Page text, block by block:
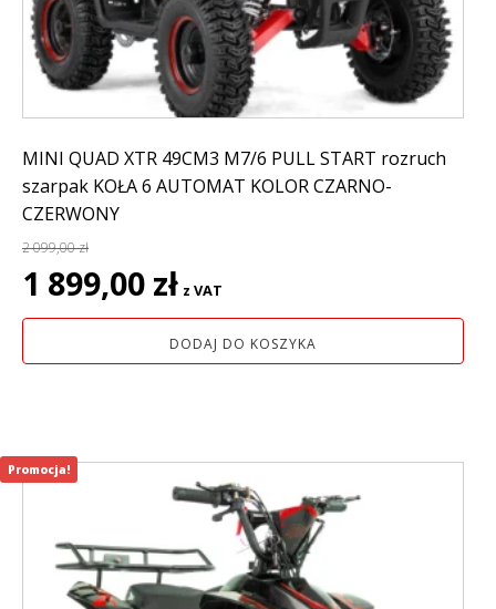
MINI QUAD XTR 49CM3 M7/6 PULL START rozruch
szarpak KOŁA 6 AUTOMAT KOLOR CZARNO-
CZERWONY
2 099,00zł
Pierwotna
cena
wynosiła:
1 899,00 zł cena
wynosi:
1
z VAT
DODAJ DO KOSZYKA
Promocja!